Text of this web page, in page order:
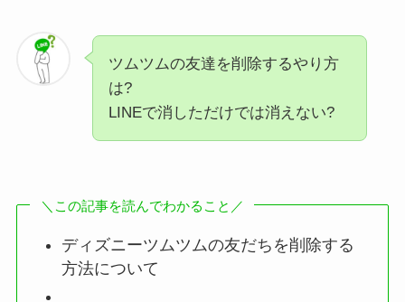
ツムツムの友達を削除するやり方
は?
LINEで消しただけでは消えない?
＼この記事を読んでわかること／
ディズニーツムツムの友だちを削除する
方法について